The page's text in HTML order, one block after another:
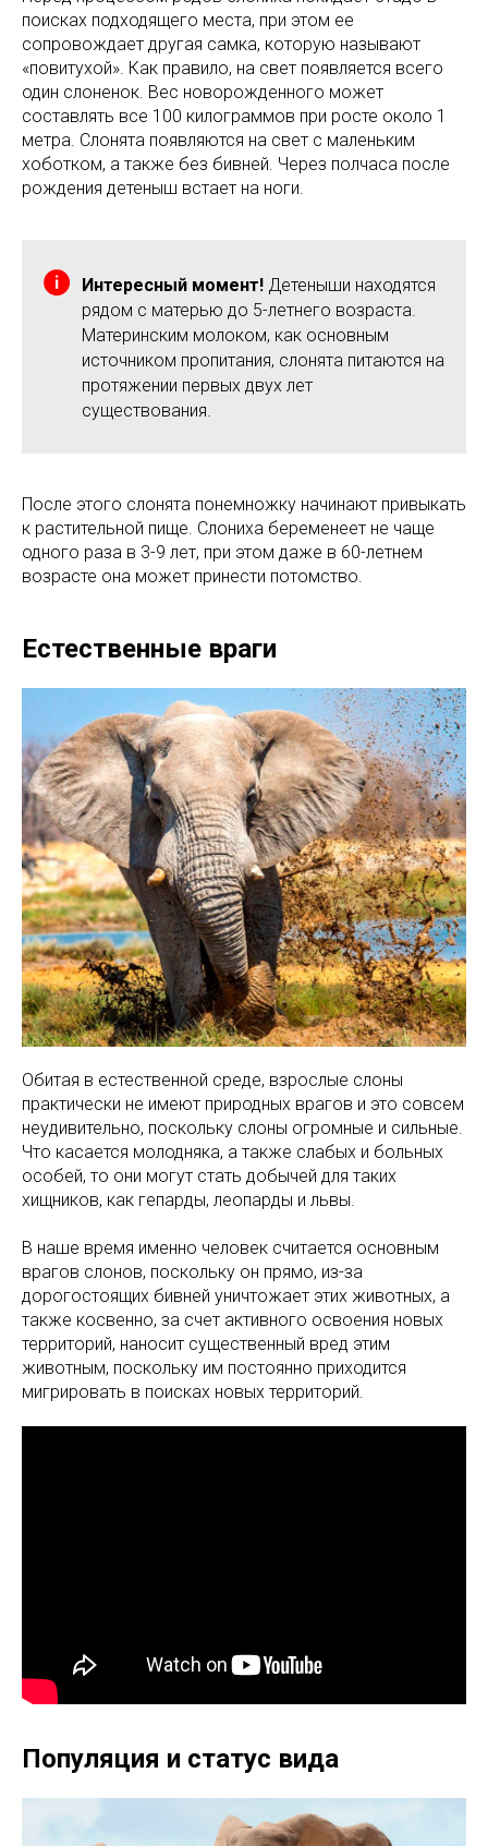
поисках подходящего места, при этом ее
сопровождает другая самка, которую называют
«повитухой». Как правило, на свет появляется всего
один слоненок. Вес новорожденного может
составлять все 100 килограммов при росте около 1
метра. Слонята появляются на свет с маленьким
хоботком, а также без бивней. Через полчаса после
рождения детеныш встает на ноги.
Интересный момент! Детеныши находятся
рядом с матерью до 5-летнего возраста.
Материнским молоком, как основным
источником пропитания, слонята питаются на
протяжении первых двух лет
существования.
После этого слонята понемножку начинают привыкать
к растительной пище. Слониха беременеет не чаще
одного раза в 3-9 лет, при этом даже в 60-летнем
возрасте она может принести потомство.
Естественные враги
Обитая в естественной среде, взрослые слоны
практически не имеют природных врагов и это совсем
неудивительно, поскольку слоны огромные и сильные.
Что касается молодняка, а также слабых и больных
особей, то они могут стать добычей для таких
хищников, как гепарды, леопарды и львы.
В наше время именно человек считается основным
врагов слонов, поскольку он прямо, из-за
дорогостоящих бивней уничтожает этих животных, а
также косвенно, за счет активного освоения новых
территорий, наносит существенный вред этим
животным, поскольку им постоянно приходится
мигрировать в поисках новых территорий.
Популяция и статус вида